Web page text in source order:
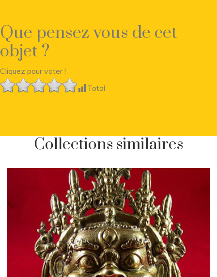
Que pensez vous de cet
objet ?
Cliquez pour voter !
Total
Collections similaires